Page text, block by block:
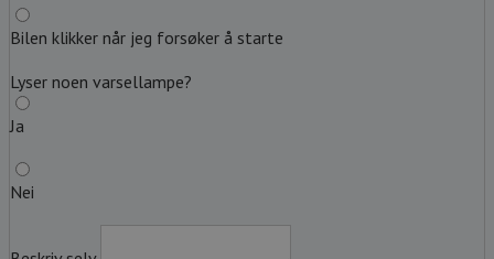
Bilen klikker når jeg forsøker å starte
Lyser noen varsellampe?
Ja
Nei